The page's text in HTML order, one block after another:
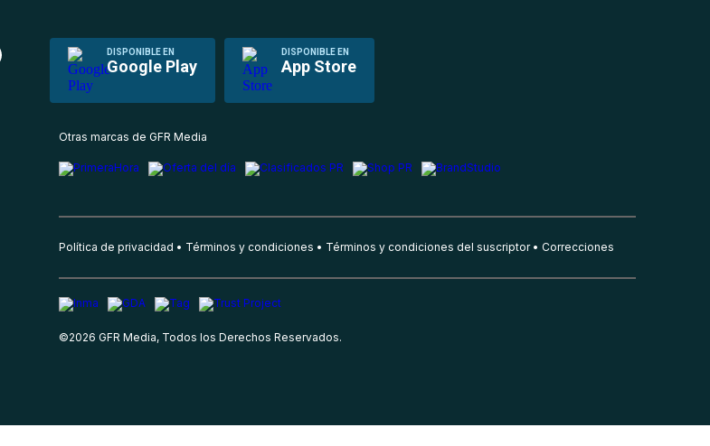
DISPONIBLE EN
Google Play
DISPONIBLE EN
App Store
Otras marcas de GFR Media
Política de privacidad Términos y condiciones Términos y condiciones del suscriptor Correcciones
©2026 GFR Media, Todos los Derechos Reservados.